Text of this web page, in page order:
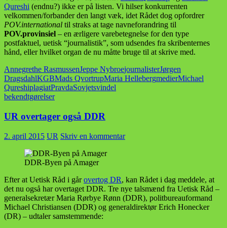
Qureshi (endnu?) ikke er på listen. Vi hilser konkurrenten
velkommen/forbander den langt væk, idet Rådet dog opfordrer
POV.international til straks at tage navneforandring til
POV.provinsiel – en ærligere varebetegnelse for den type
postfaktuel, uetisk “journalistik”, som udsendes fra skribenternes
hånd, eller hvilket organ de nu måtte bruge til at skrive med.
Annegrethe RasmussenJeppe NybroejournalisterJørgen
DragsdahlKGBMads QvortrupMaria HellebergmedierMichael
QureshiplagiatPravdaSovjetsvindel
bekendtgørelser
UR overtager også DDR
2. april 2015 UR Skriv en kommentar
DDR-Byen på Amager
Efter at Uetisk Råd i gårovertog DR, kan Rådet i dag meddele, at
det nu også har overtaget DDR. Tre nye talsmænd fra Uetisk Råd –
generalsekretær Maria Rørbye Rønn (DDR), politbureauformand
Michael Christiansen (DDR) og generaldirektør Erich Honecker
(DR) – udtaler samstemmende: